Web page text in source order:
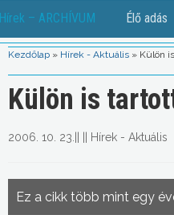
Hírek – ARCHÍVUM Élő adás
Kezdőlap » Hírek - Aktuális » Külön
Külön is
2006. 10. 23. Hírek - Aktuális
Ez a cikk több mint egy